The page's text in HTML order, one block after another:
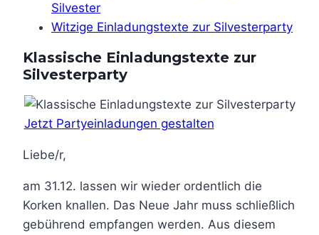
Silvester
Witzige Einladungstexte zur Silvesterparty
Klassische Einladungstexte zur
Silvesterparty
Jetzt Partyeinladungen gestalten
Liebe/r,
am 31.12. lassen wir wieder ordentlich die
Korken knallen. Das Neue Jahr muss schließlich
gebührend empfangen werden. Aus diesem